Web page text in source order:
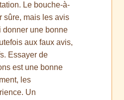
Le bouche-à-
sûre, mais les avis
donner une bonne
aux faux avis,
Essayer de
est une bonne
les
Un